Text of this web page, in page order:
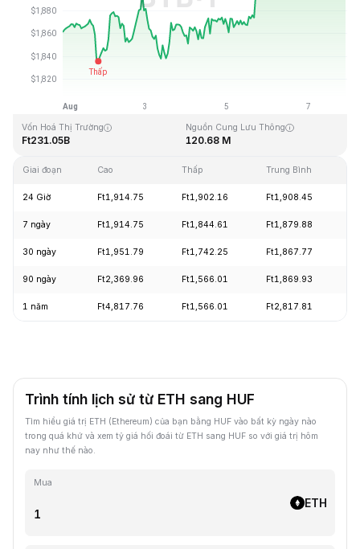
Cập Nhật Lần Cuối: 2026-08-07, 22:21 GMT+0
Ft4,946.05 Ft0.432979
Vốn Hoá Thị Trường
Ft231.05B
Nguồn Cung Lưu Thông
120.68 M
Giai đoạn Cao Thấp Trung Bình
24 Giờ Ft1,914.75 Ft1,902.16 Ft1,908.45
7 ngày Ft1,914.75 Ft1,844.61 Ft1,879.88
30 ngày Ft1,951.79 Ft1,742.25 Ft1,867.77
90 ngày Ft2,369.96 Ft1,566.01 Ft1,869.93
1 năm Ft4,817.76 Ft1,566.01 Ft2,817.81
Trình tính lịch sử từ ETH sang HUF
Tìm hiểu giá trị ETH (Ethereum) của bạn bằng HUF vào bất kỳ ngày nào
trong quá khứ và xem tỷ giá hối đoái từ ETH sang HUF so với giá trị hôm
nay như thế nào.
Mua
ETH